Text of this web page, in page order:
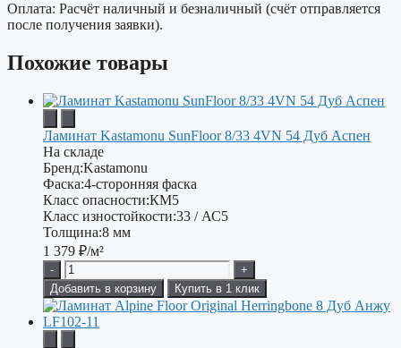
Оплата: Расчёт наличный и безналичный (счёт отправляется
после получения заявки).
Похожие товары
Ламинат Kastamonu SunFloor 8/33 4VN 54 Дуб Аспен
На складе
Бренд:Kastamonu
Фаска:4-сторонняя фаска
Класс опасности:КМ5
Класс изностойкости:33 / АС5
Толщина:8 мм
1 379 ₽/м²
-
+
Добавить в корзину
Купить в 1 клик